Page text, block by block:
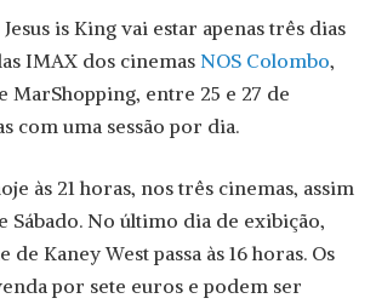
is King vai estar apenas três dias
IMAX dos cinemas NOS Colombo,
e MarShopping, entre 25 e 27 de
com uma sessão por dia.
às 21 horas, nos três cinemas, assim
Sábado. No último dia de exibição,
Kaney West passa às 16 horas. Os
por sete euros e podem ser